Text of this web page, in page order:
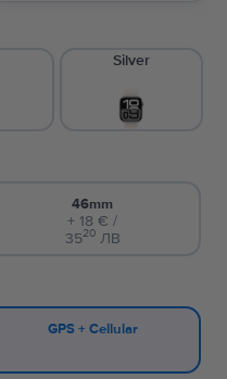
Silver
46mm
+ 18 € /
3520ЛВ
GPS + Cellular